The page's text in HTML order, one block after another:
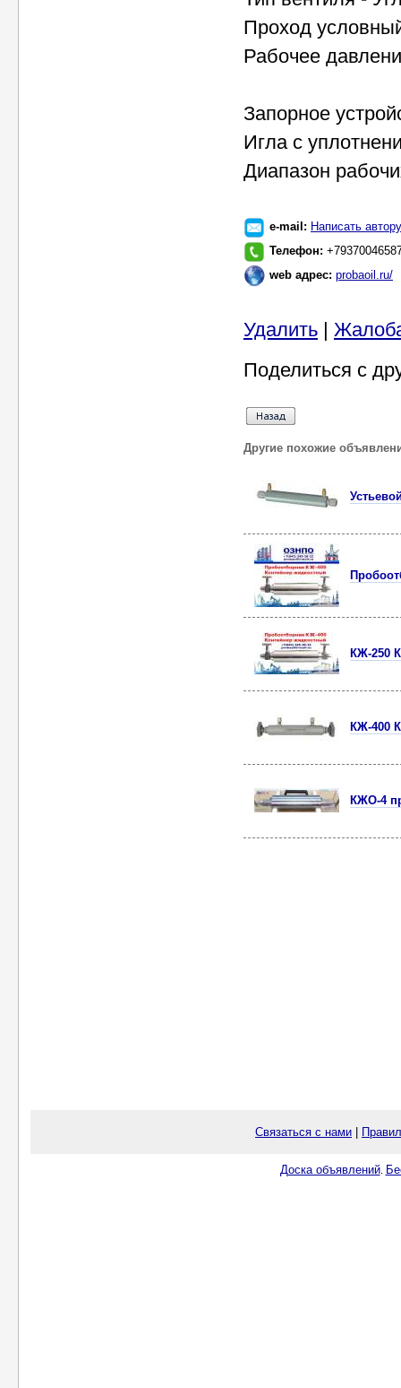
Проход
Рабочее
Запорное
Игла с
Диапазон
e-mail: Написать автору
Телефон:
web адрес: probaoil.ru/
Удалить |
Поделиться с
Другие похожие
КЖ-250
КЖ-400
КЖО-4
Связаться с нами
Доска объявлений.